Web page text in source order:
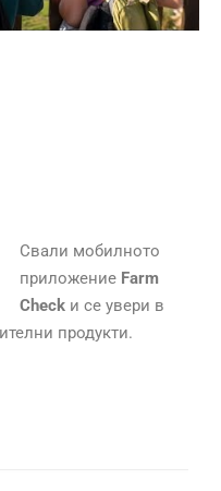
Свали мобилното
приложение Farm
Checkи се увери в
продукти.